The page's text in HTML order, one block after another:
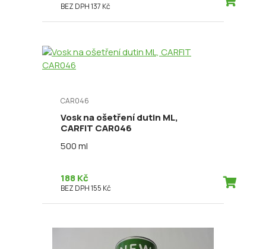
BEZ DPH 137 Kč
CAR046
Vosk na ošetření dutin ML,
CARFIT CAR046
500 ml
188 Kč
BEZ DPH 155 Kč